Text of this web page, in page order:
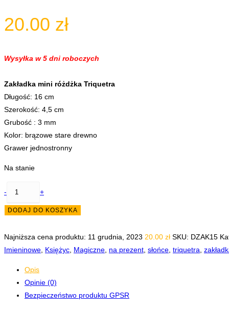
20.00 zł
Wysyłka w 5 dni roboczych
Zakładka mini różdżka Triquetra
Długość: 16 cm
Szerokość: 4,5 cm
Grubość : 3 mm
Kolor: brązowe stare drewno
Grawer jednostronny
Na stanie
do
mini
różdżka
- +
DODAJ DO KOSZYKA
Najniższa cena produktu: 11 grudnia, 2023 20.00 zł SKU: DZAK15
Imieninowe Księżyc Magiczne na prezent słońce triquetra
Opis
Opinie (0)
Bezpieczeństwo produktu GPSR